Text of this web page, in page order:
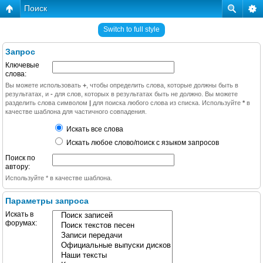
Поиск
Switch to full style
Запрос
Ключевые
слова:
Вы можете использовать + , чтобы определить слова, которые должны быть в
результатах, и - для слов, которых в результатах быть не должно. Вы можете
разделить слова символом | для поиска любого слова из списка. Используйте * в
качестве шаблона для частичного совпадения.
Искать все слова
Искать любое слово/поиск с языком запросов
Поиск по
автору:
Используйте * в качестве шаблона.
Параметры запроса
Искать в
форумах: